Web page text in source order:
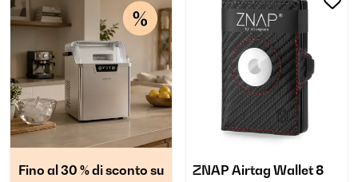
Fino al 30 % di sconto su
ZNAP Airtag Wallet 8